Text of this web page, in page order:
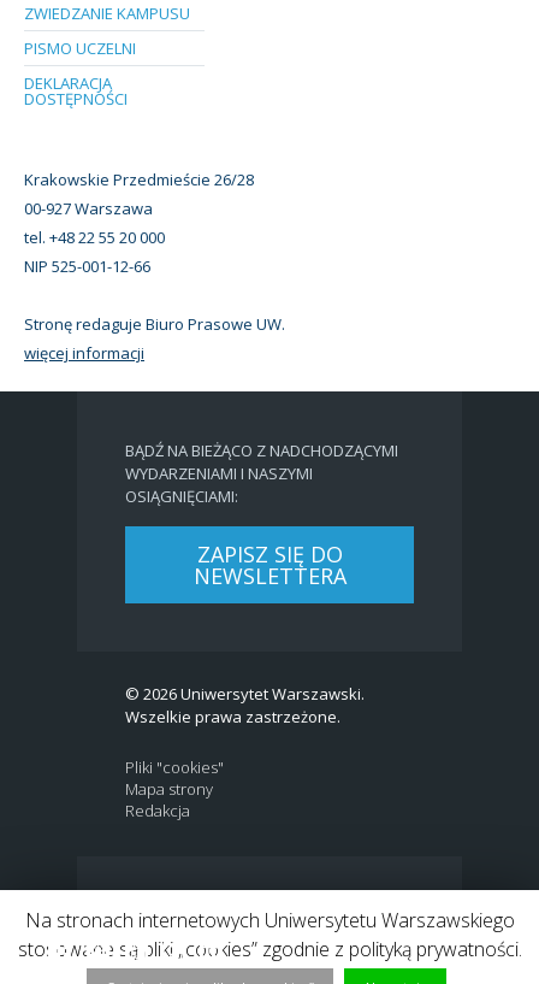
ZWIEDZANIE KAMPUSU
PISMO UCZELNI
DEKLARACJA
DOSTĘPNOŚCI
Krakowskie Przedmieście 26/28
00-927 Warszawa
tel. +48 22 55 20 000
NIP 525-001-12-66
Stronę redaguje Biuro Prasowe UW.
więcej informacji
BĄDŹ NA BIEŻĄCO Z NADCHODZĄCYMI
WYDARZENIAMI I NASZYMI
OSIĄGNIĘCIAMI:
ZAPISZ SIĘ DO
NEWSLETTERA
© 2026 Uniwersytet Warszawski.
Wszelkie prawa zastrzeżone.
Pliki "cookies"
Mapa strony
Redakcja
Link do profilu Facebook
Link to Twitter profile
Link do kanału Youtube
Link do profilu Instagram
Link do profilu LinkedIn
Na stronach internetowych Uniwersytetu Warszawskiego
stosowane są pliki „cookies” zgodnie z polityką prywatności.